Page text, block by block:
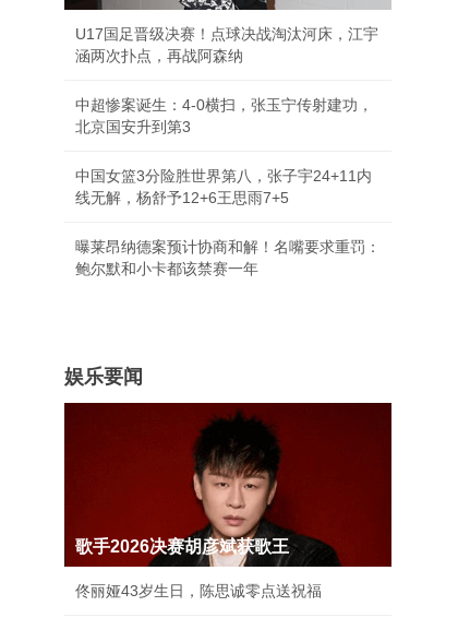
U17国足晋级决赛！点球决战淘汰河床，江宇
涵两次扑点，再战阿森纳
中超惨案诞生：4-0横扫，张玉宁传射建功，
北京国安升到第3
中国女篮3分险胜世界第八，张子宇24+11内
线无解，杨舒予12+6王思雨7+5
曝莱昂纳德案预计协商和解！名嘴要求重罚：
鲍尔默和小卡都该禁赛一年
娱乐要闻
歌手2026决赛胡彦斌获歌王
佟丽娅43岁生日，陈思诚零点送祝福